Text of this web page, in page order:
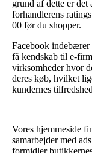
grund af dette er
forhandlerens
00 før du shopper.
Facebook indebærer
få kendskab til e-
virksomheder hvor
deres køb, hvilket
kundernes
Vores hjemmeside
samarbejder med
formidler